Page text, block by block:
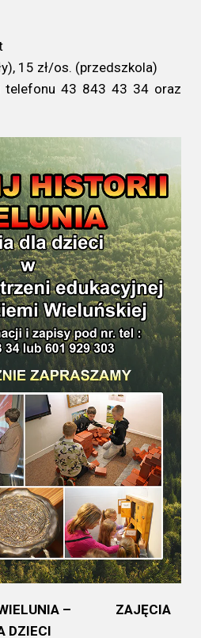
15 zł/os. (przedszkola)
telefonu 43 843 43 34 oraz
WIELUNIA – ZAJĘCIA
DZIECI